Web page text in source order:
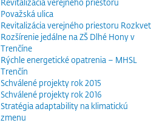
Revitalizácia verejného priestoru
Považská ulica
Revitalizácia verejného priestoru Rozkvet
Rozšírenie jedálne na ZŠ Dlhé Hony v
Trenčíne
Rýchle energetické opatrenia – MHSL
Trenčín
Schválené projekty rok 2015
Schválené projekty rok 2016
Stratégia adaptability na klimatickú
zmenu